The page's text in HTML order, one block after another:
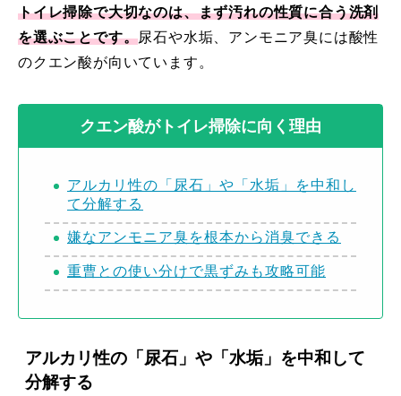
トイレ掃除で大切なのは、まず汚れの性質に合う洗剤
を選ぶことです。尿石や水垢、アンモニア臭には酸性
のクエン酸が向いています。
クエン酸がトイレ掃除に向く理由
アルカリ性の「尿石」や「水垢」を中和し
て分解する
嫌なアンモニア臭を根本から消臭できる
重曹との使い分けで黒ずみも攻略可能
アルカリ性の「尿石」や「水垢」を中和して
分解する